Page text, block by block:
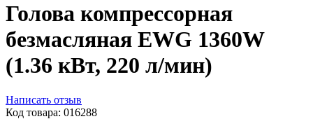
Голова компрессорная
безмасляная EWG 1360W
(1.36 кВт, 220 л/мин)
Написать отзыв
Код товара: 016288